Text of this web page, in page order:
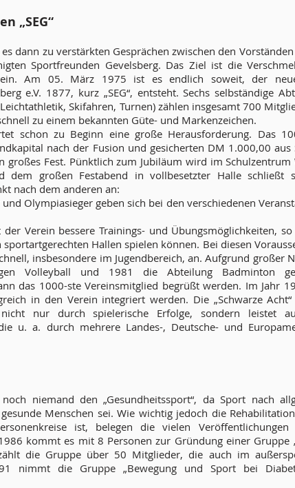
„SEG“
dann zu verstärkten Gesprächen zwischen den Vorständen
Sportfreunden Gevelsberg. Das Ziel ist die
Am 05. März 1975 ist es endlich soweit, der
e.V. 1877, kurz „SEG“, entsteht. Sechs selbständige
Skifahren, Turnen) zählen insgesamt 700
zu einem bekannten Güte- und Markenzeichen.
schon zu Beginn eine große Herausforderung. Das
nach der Fusion und gesicherten DM 1.000,00 aus
großes Fest. Pünktlich zum Jubiläum wird im Schulzentrum
dem großen Festabend in vollbesetzter Halle schließt
nach dem anderen an:
Olympiasieger geben sich bei den verschiedenen
Verein bessere Trainings- und Übungsmöglichkeiten, so
Hallen spielen können. Bei diesen
insbesondere im Jugendbereich, an. Aufgrund großer
Volleyball und 1981 die Abteilung Badminton
das 1000-ste Vereinsmitglied begrüßt werden. Im Jahr
in den Verein integriert werden. Die „Schwarze Acht“
nur durch spielerische Erfolge, sondern leistet
u. a. durch mehrere Landes-, Deutsche- und
niemand den „Gesundheitssport“, da Sport nach
Menschen sei. Wie wichtig jedoch die
ist, belegen die vielen
kommt es mit 8 Personen zur Gründung einer Gruppe
die Gruppe über 50 Mitglieder, die auch im
nimmt die Gruppe „Bewegung und Sport bei